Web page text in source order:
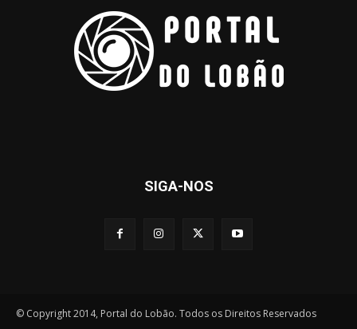
SIGA-NOS
© Copyright 2014, Portal do Lobão. Todos os Direitos Reservados